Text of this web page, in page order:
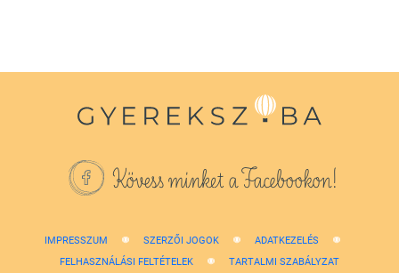
Kövess minket a Facebookon!
IMPRESSZUM SZERZŐI JOGOK
ADATKEZELÉS
FELHASZNÁLÁSI FELTÉTELEK
TARTALMI SZABÁLYZAT